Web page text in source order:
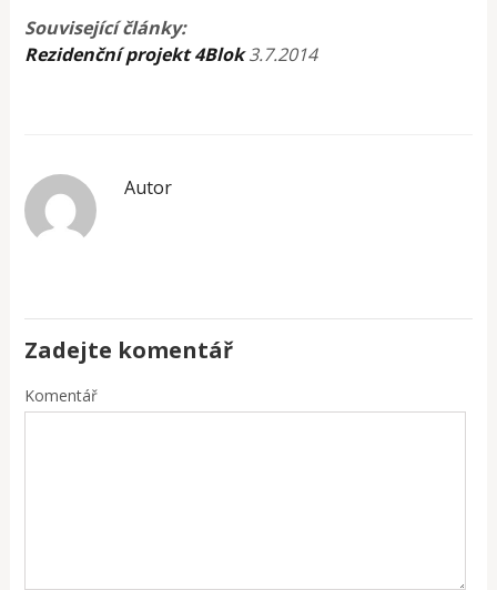
Související články:
Rezidenční projekt 4Blok3.7.2014
Autor
Zadejte komentář
Komentář